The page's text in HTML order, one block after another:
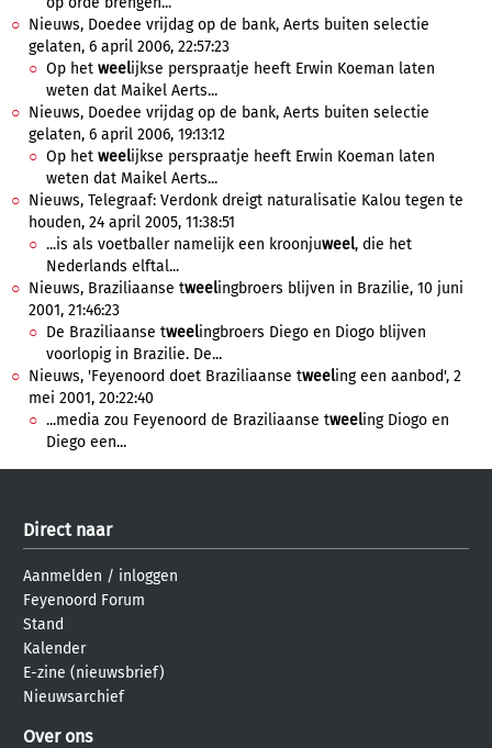
Nieuws, Doedee vrijdag op de bank, Aerts buiten selectie
gelaten, 6 april 2006, 22:57:23
Op het weelijkse perspraatje heeft Erwin Koeman laten
weten dat Maikel Aerts...
Nieuws, Doedee vrijdag op de bank, Aerts buiten selectie
gelaten, 6 april 2006, 19:13:12
Op het weelijkse perspraatje heeft Erwin Koeman laten
weten dat Maikel Aerts...
Nieuws, Telegraaf: Verdonk dreigt naturalisatie Kalou tegen te
houden, 24 april 2005, 11:38:51
...is als voetballer namelijk een kroonjuweel, die het
Nederlands elftal...
Nieuws, Braziliaanse tweelingbroers blijven in Brazilie, 10 juni
2001, 21:46:23
De Braziliaanse tweelingbroers Diego en Diogo blijven
voorlopig in Brazilie. De...
Nieuws, 'Feyenoord doet Braziliaanse tweeling een aanbod', 2
mei 2001, 20:22:40
...media zou Feyenoord de Braziliaanse tweeling Diogo en
Diego een...
Direct naar
Aanmelden / inloggen
Feyenoord Forum
Stand
Kalender
E-zine (nieuwsbrief)
Nieuwsarchief
Over ons